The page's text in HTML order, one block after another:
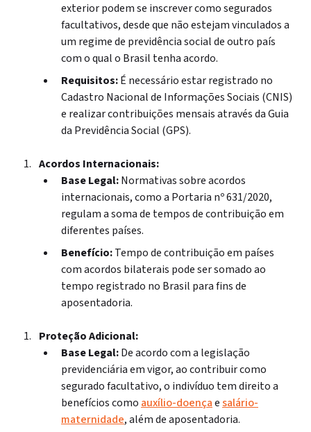
exterior podem se inscrever como segurados
facultativos, desde que não estejam vinculados a
um regime de previdência social de outro país
com o qual o Brasil tenha acordo.
Requisitos:É necessário estar registrado no
Cadastro Nacional de Informações Sociais (CNIS)
e realizar contribuições mensais através da Guia
da Previdência Social (GPS).
Acordos Internacionais:
Base Legal:Normativas sobre acordos
internacionais, como a Portaria nº 631/2020,
regulam a soma de tempos de contribuição em
diferentes países.
Benefício:Tempo de contribuição em países
com acordos bilaterais pode ser somado ao
tempo registrado no Brasil para fins de
aposentadoria.
Proteção Adicional:
Base Legal:De acordo com a legislação
previdenciária em vigor, ao contribuir como
segurado facultativo, o indivíduo tem direito a
benefícios como auxílio-doençaesalário-
maternidade, além de aposentadoria.